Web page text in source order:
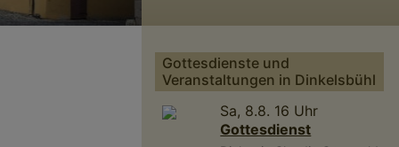
Gottesdienste und
Veranstaltungen in Dinkelsbühl
Sa, 8.8. 16 Uhr
Gottesdienst